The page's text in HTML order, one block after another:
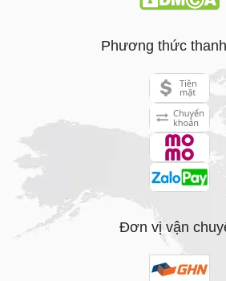
Phương thức
Đơn vị vận